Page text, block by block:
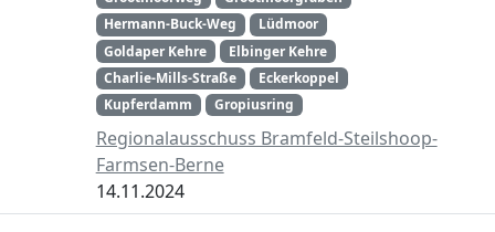
Hermann-Buck-Weg
Lüdmoor
Goldaper Kehre
Elbinger Kehre
Charlie-Mills-Straße
Eckerkoppel
Kupferdamm
Gropiusring
Regionalausschuss Bramfeld-Steilshoop-
Farmsen-Berne
14.11.2024